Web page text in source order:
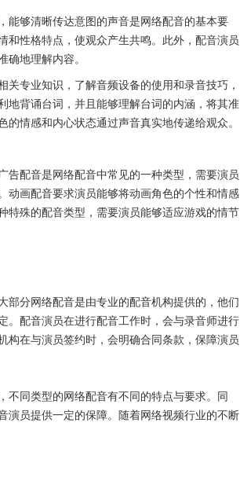
能够清晰传达意图的声音是网络配音的基本要
和性格特点，使观众产生共鸣。此外，配音演员
地理解内容。
专业知识，了解音频设备的使用和录音技巧，
地背诵台词，并且能够理解台词的内涵，将其准
情感和内心状态通过声音真实地传递给观众。
告配音是网络配音中常见的一种类型，需要演员
动画配音要求演员能够将动画角色的个性和情感
特殊的配音类型，需要演员能够适应游戏的情节
部分网络配音是由专业的配音机构提供的，他们
。配音演员在进行配音工作时，会与录音师进行
构在与演员签约时，会明确合同条款，保障演员
不同类型的网络配音有不同的特点与要求。同
演员提供一定的保障。随着网络视频行业的不断